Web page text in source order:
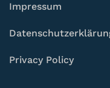
Impressum
Privacy Policy